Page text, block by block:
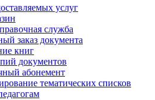
услуг
служба
заказ документа
книг
документов
абонемент
тематических списков